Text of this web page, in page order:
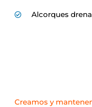
Alcorques
Creamos y